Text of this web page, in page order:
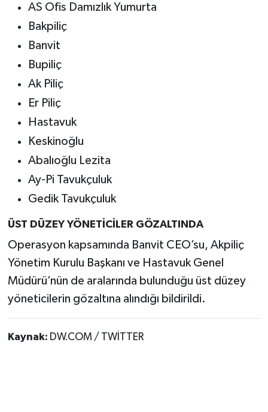
AS Ofis Damızlık Yumurta
Bakpiliç
Banvit
Bupiliç
Ak Piliç
Er Piliç
Hastavuk
Keskinoğlu
Abalıoğlu Lezita
Ay-Pi Tavukçuluk
Gedik Tavukçuluk
ÜST DÜZEY YÖNETİCİLER GÖZALTINDA
Operasyon kapsamında Banvit CEO’su, Akpiliç
Yönetim Kurulu Başkanı ve Hastavuk Genel
Müdürü’nün de aralarında bulunduğu üst düzey
yöneticilerin gözaltına alındığı bildirildi.
Kaynak: DW.COM / TWİTTER